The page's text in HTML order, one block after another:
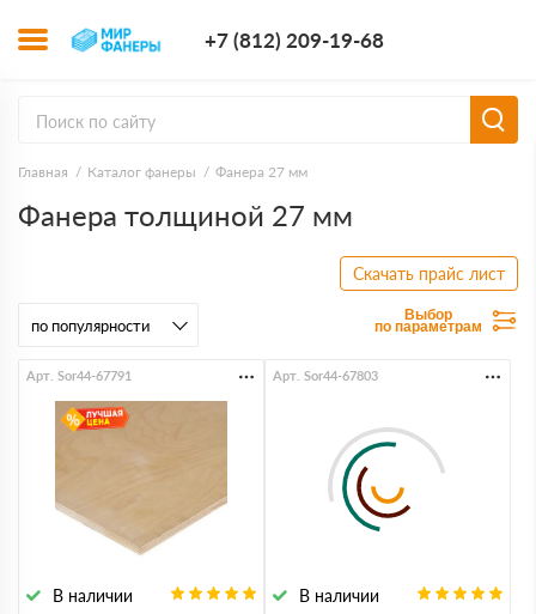
+7 (812) 209-19-68
Главная Каталог фанеры Фанера 27 мм
Фанера толщиной 27 мм
Скачать прайс лист
Выбор
по параметрам
В наличии
Арт. Sor44-67791
В наличии
Арт. Sor44-67803